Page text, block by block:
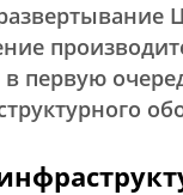
первую